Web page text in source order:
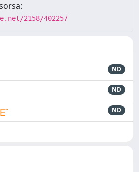
2158/402257
ND
ND
ND